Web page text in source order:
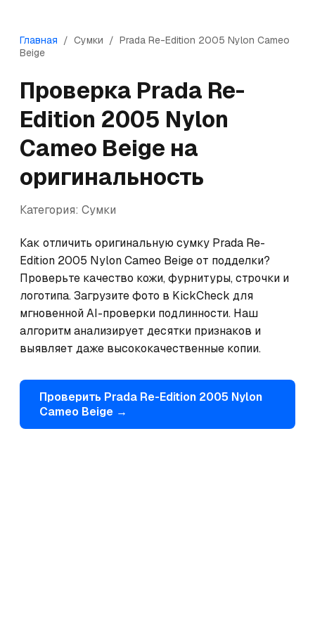
Главная / Сумки / Prada Re-Edition 2005 Nylon Cameo
Beige
Проверка Prada Re-
Edition 2005 Nylon
Cameo Beige на
оригинальность
Категория: Сумки
Как отличить оригинальную сумку Prada Re-
Edition 2005 Nylon Cameo Beige от подделки?
Проверьте качество кожи, фурнитуры, строчки и
логотипа. Загрузите фото в KickCheck для
мгновенной AI-проверки подлинности. Наш
алгоритм анализирует десятки признаков и
выявляет даже высококачественные копии.
Проверить Prada Re-Edition 2005 Nylon
Cameo Beige →